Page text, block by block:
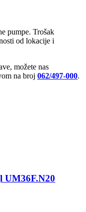
pumpe. Trošak
od lokacije i
možete nas
na broj 062/497-000.
UM36F.N20